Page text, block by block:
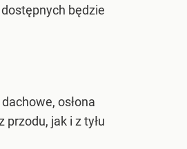
będzie
osłona
jak i z tyłu